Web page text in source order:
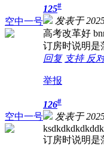
空中一号
125#
发表于
高考改革好
订房时说明是
回复 支持 反
举报
空中一号
126#
发表于
订房时说明是